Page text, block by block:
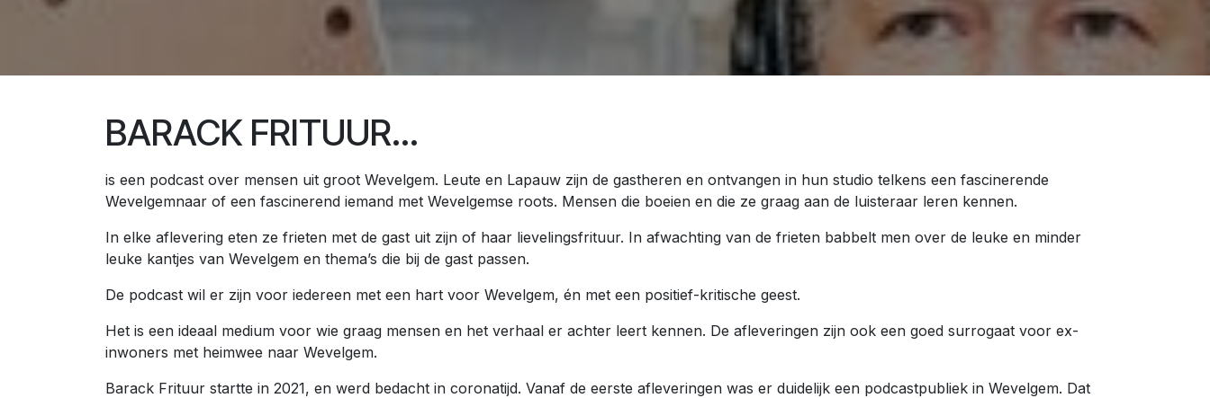
BARACK FRITUUR...
is een podcast over mensen uit groot Wevelgem. Leute en Lapauw zijn de gastheren en ontvangen in hun studio telkens een fascinerende
Wevelgemnaar of een fascinerend iemand met Wevelgemse roots. Mensen die boeien en die ze graag aan de luisteraar leren kennen.
In elke aflevering eten ze frieten met de gast uit zijn of haar lievelingsfrituur. In afwachting van de frieten babbelt men over de leuke en minder
leuke kantjes van Wevelgem en thema’s die bij de gast passen.
De podcast wil er zijn voor iedereen met een hart voor Wevelgem, én met een positief-kritische geest.
Het is een ideaal medium voor wie graag mensen en het verhaal er achter leert kennen. De afleveringen zijn ook een goed surrogaat voor ex-
inwoners met heimwee naar Wevelgem.
Barack Frituur startte in 2021, en werd bedacht in coronatijd. Vanaf de eerste afleveringen was er duidelijk een podcastpubliek in Wevelgem. Dat